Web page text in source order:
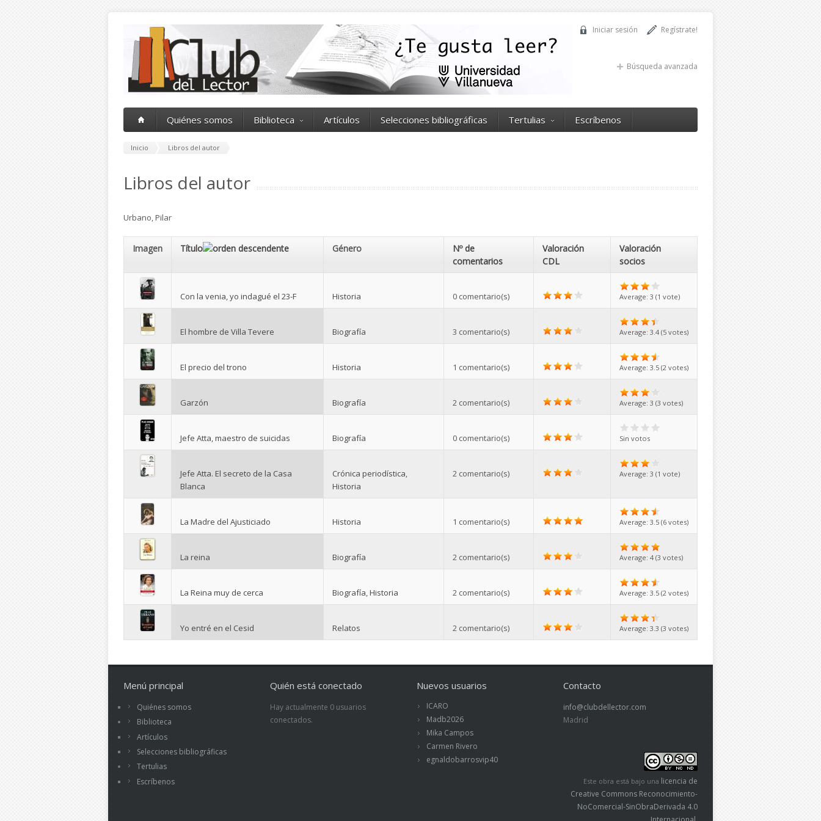
Regístrate!
Iniciar sesión
Búsqueda avanzada
Quiénes somos Biblioteca Artículos Selecciones bibliográficas Tertulias Escríbenos
Inicio Libros del autor
Libros del autor
Urbano, Pilar
Imagen Título Género
Nº de
comentarios
Valoración
CDL
Valoración
socios
Con la venia, yo indagué el 23-F Historia 0 comentario(s) Average: 3 (1 vote)
El hombre de Villa Tevere Biografía 3 comentario(s) Average: 3.4 (5 votes)
El precio del trono Historia 1 comentario(s) Average: 3.5 (2 votes)
Garzón Biografía 2 comentario(s) Average: 3 (3 votes)
Jefe Atta, maestro de suicidas Biografía 0 comentario(s) Sin votos
Jefe Atta. El secreto de la Casa
Blanca
Crónica periodística
Historia
2 comentario(s) Average: 3 (1 vote)
La Madre del Ajusticiado Historia 1 comentario(s) Average: 3.5 (6 votes)
La reina Biografía 2 comentario(s) Average: 4 (3 votes)
La Reina muy de cerca Biografía Historia 2 comentario(s) Average: 3.5 (2 votes)
Yo entré en el Cesid Relatos 2 comentario(s) Average: 3.3 (3 votes)
Menú principal
Quiénes somos
Biblioteca
Artículos
Selecciones bibliográficas
Tertulias
Escríbenos
Quién está conectado
Hay actualmente 0 usuarios
conectados.
Nuevos usuarios
ICARO
Madb2026
Mika Campos
Carmen Rivero
egnaldobarrosvip40
Contacto
info@clubdellector.com
Madrid
Este obra está bajo una licencia de
Creative Commons Reconocimiento-
NoComercial-SinObraDerivada 4.0